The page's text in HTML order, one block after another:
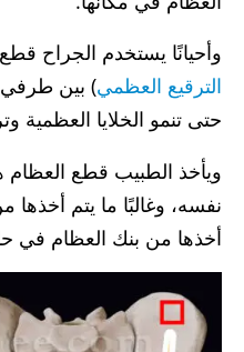
وأحيانًا يستخدم الجراح
الترقيع العظمي) بين طرفي
حتى تنمو الخلايا العظمية
ويأخذ الطبيب قطع
نفسه، وغالبًا ما يتم
أخذها من بنك العظام في